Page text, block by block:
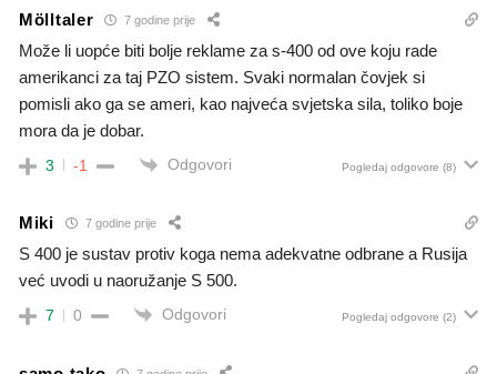
Mölltaler 7 godine prije
Može li uopće biti bolje reklame za s-400 od ove koju rade
amerikanci za taj PZO sistem. Svaki normalan čovjek si
pomisli ako ga se ameri, kao najveća svjetska sila, toliko boje
mora da je dobar.
3 -1 Odgovori Pogledaj odgovore (8)
Miki 7 godine prije
S 400 je sustav protiv koga nema adekvatne odbrane a Rusija
već uvodi u naoružanje S 500.
7 0 Odgovori Pogledaj odgovore (2)